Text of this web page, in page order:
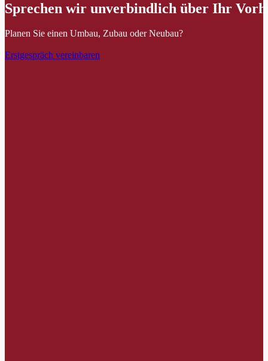
Sprechen wir unverbindlich über Ihr
Planen Sie einen Umbau, Zubau oder Neubau?
Erstgespräch vereinbaren